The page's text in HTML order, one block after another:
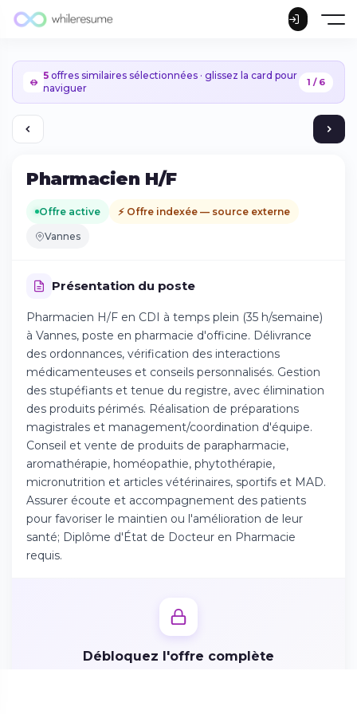
5 offres similaires sélectionnées · glissez la card pour
naviguer
1 / 6
Pharmacien H/F
Offre active ⚡ Offre indexée — source externe
Vannes
Présentation du poste
Pharmacien H/F en CDI à temps plein (35 h/semaine)
à Vannes, poste en pharmacie d'officine. Délivrance
des ordonnances, vérification des interactions
médicamenteuses et conseils personnalisés. Gestion
des stupéfiants et tenue du registre, avec élimination
des produits périmés. Réalisation de préparations
magistrales et management/coordination d'équipe.
Conseil et vente de produits de parapharmacie,
aromathérapie, homéopathie, phytothérapie,
micronutrition et articles vétérinaires, sportifs et MAD.
Assurer écoute et accompagnement des patients
pour favoriser le maintien ou l'amélioration de leur
santé; Diplôme d'État de Docteur en Pharmacie
requis.
Débloquez l'offre complète
Continuer sur iPhone
Téléchargez l'app sur l'App Store
Continuer sur Android
Téléchargez l'app sur Google Play
Se connecter sur le web
Accédez à votre compte depuis votre